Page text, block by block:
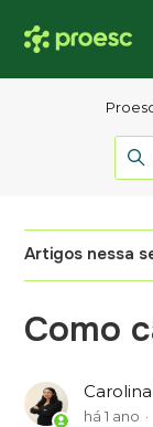
Artigos nessa
Como
há 1 ano